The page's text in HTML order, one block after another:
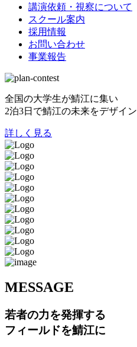
講演依頼・視察について
スクール案内
採用情報
お問い合わせ
事業報告
全国の大学生が鯖江に集い
2泊3日で鯖江の未来をデザイン
詳しく見る
MESSAGE
若者の力を発揮する
フィールドを鯖江に